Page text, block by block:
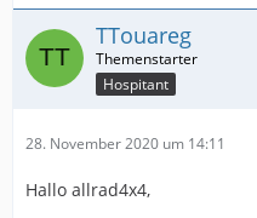
TTouareg
Hospitant
28. November 2020 um 14:11
Hallo allrad4x4,